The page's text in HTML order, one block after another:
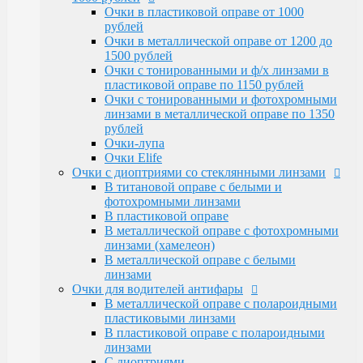
Очки Elife
Очки с диоптриями со стеклянными линзами
В титановой оправе с белыми и
фотохромными линзами
В пластиковой оправе
В металлической оправе с фотохромными
линзами (хамелеон)
В металлической оправе с белыми линзами
Очки для водителей антифары
В металлической оправе с полароидными
пластиковыми линзами
В пластиковой оправе с полароидными
линзами
С диоптриями
Очки для компьютера
В пластиковой оправе с полимерными
линзами
В металлической оправе
Тренажерные очки
В пластиковой оправе
В металлической оправе
Очки глаукомные
Очки Эксклюзивные Ricardi от 15000
Бренд оправы
Очки в пластиковой оправе от 1000
рублей
Очки в металлической оправе от 1200 до
1500 рублей
Очки с тонированными и ф/х линзами в
пластиковой оправе по 1150 рублей
Очки с тонированными и фотохромными
линзами в металлической оправе по 1350
рублей
Очки-лупа
Очки Elife
Очки с диоптриями со стеклянными линзами
В титановой оправе с белыми и
фотохромными линзами
В пластиковой оправе
В металлической оправе с фотохромными
линзами (хамелеон)
В металлической оправе с белыми
линзами
Очки для водителей антифары
В металлической оправе с полароидными
пластиковыми линзами
В пластиковой оправе с полароидными
линзами